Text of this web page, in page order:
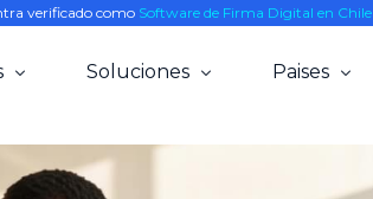
verificado como Software de Firma Digital en Chile
Simple y Avanzada
Soluciones
Agrícola
Paises